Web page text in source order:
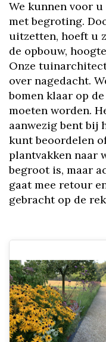
We kunnen voor
met begroting.
uitzetten, hoeft u
de opbouw,
Onze
over nagedacht.
bomen klaar op
moeten worden.
aanwezig bent bij
kunt beoordelen
plantvakken naar
begroot is, maar
gaat mee retour
gebracht op de